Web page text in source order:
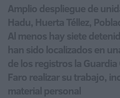
Amplio despliegue de
Hadu, Huerta Téllez,
Al menos hay siete
han sido localizados en
de los registros la Guardia
Faro realizar su trabajo,
material personal